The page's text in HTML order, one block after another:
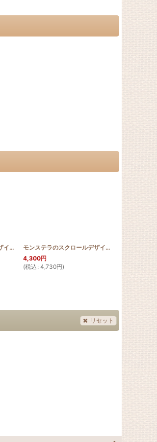
モンステラのスクロールデザイン 長財布 [HQWLT_MON_SCR]
モンステラのスクロールデザイン 長財布
4,300円
(税込 : 4,730円)
リセット